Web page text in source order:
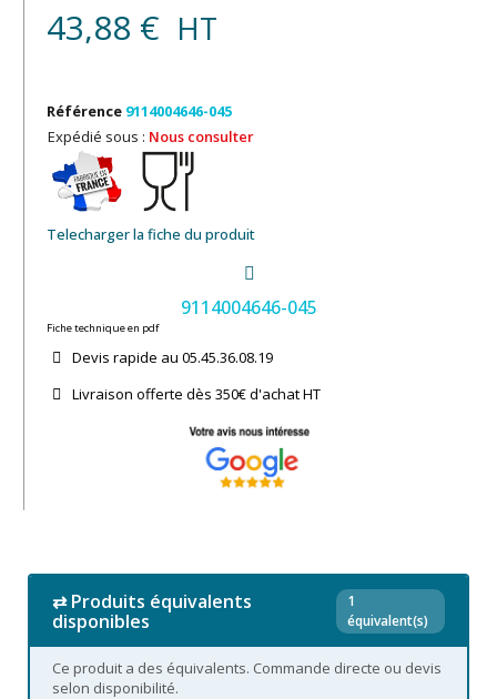
43,88 € HT
Référence 9114004646-045
Expédié sous : Nous consulter
Telecharger la fiche du produit
9114004646-045
Fiche technique en pdf
Devis rapide au 05.45.36.08.19​
Livraison offerte dès 350€ d'achat​ HT
⇄ Produits équivalents
disponibles
1
équivalent(s)
Ce produit a des équivalents. Commande directe ou devis
selon disponibilité.